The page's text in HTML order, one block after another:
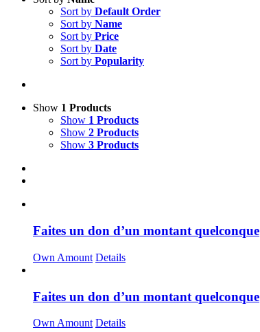
Sort by Default Order
Sort by Name
Sort by Price
Sort by Date
Sort by Popularity
Show 1 Products
Show 1 Products
Show 2 Products
Show 3 Products
Faites un don d’un montant quelconque
Own Amount Details
Faites un don d’un montant quelconque
Own Amount Details